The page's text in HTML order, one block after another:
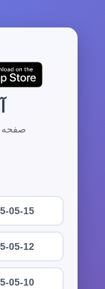
صفحه 1 از 343 | مجموع 3424 آرشیو
05-15
05-12
05-10